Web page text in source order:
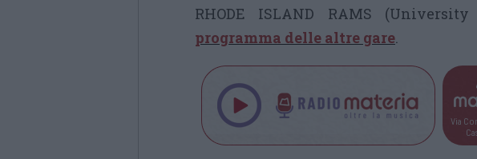
RHODE ISLAND RAMS
programma delle altre gare.
Via